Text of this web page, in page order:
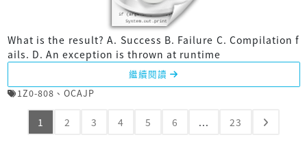
What is the result? A. Success B. Failure C. Compilation f
ails. D. An exception is thrown at runtime
繼續閱讀
1Z0-808 、 OCAJP
1 2 3 4 5 6 ... 23